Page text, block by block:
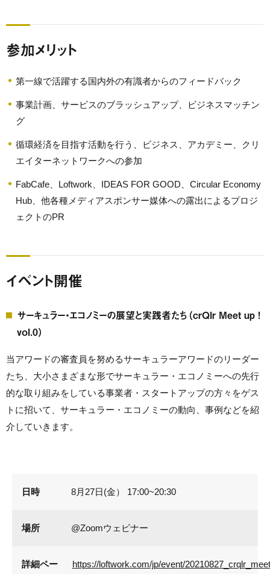
参加メリット
第一線で活躍する国内外の有識者からのフィードバック
事業計画、サービスのブラッシュアップ、ビジネスマッチン
グ
循環経済を目指す活動を行う、ビジネス、アカデミー、クリ
エイターネットワークへの参加
FabCafe、Loftwork、IDEAS FOR GOOD、Circular Economy
Hub、他各種メディアスポンサー媒体への露出によるプロジ
ェクトのPR
イベント開催
サーキュラー・エコノミーの展望と実践者たち（crQlr Meet up !
vol.0）
当アワードの審査員を努めるサーキュラーアワードのリーダー
たち、大小さまざまな形でサーキュラー・エコノミーへの先行
的な取り組みをしている事業者・スタートアップの方々をゲス
トに招いて、サーキュラー・エコノミーの動向、事例などを紹
介していきます。
日時 8月27日(金） 17:00~20:30
場所 @Zoomウェビナー
詳細ペー
https://loftwork.com/jp/event/